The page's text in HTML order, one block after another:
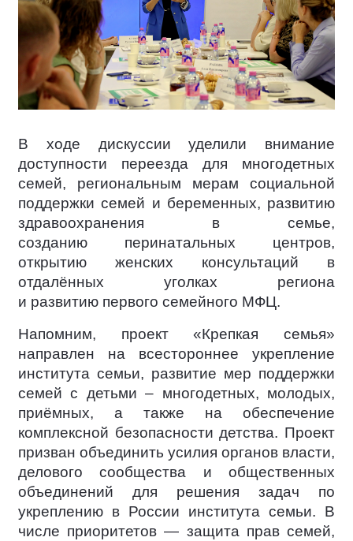
В ходе дискуссии уделили внимание
доступности переезда для многодетных
семей, региональным мерам социальной
поддержки семей и беременных, развитию
здравоохранения в семье,
созданию перинатальных центров,
открытию женских консультаций в
отдалённых уголках региона
и развитию первого семейного МФЦ.
Напомним, проект «Крепкая семья»
направлен на всестороннее укрепление
института семьи, развитие мер поддержки
семей с детьми – многодетных, молодых,
приёмных, а также на обеспечение
комплексной безопасности детства. Проект
призван объединить усилия органов власти,
делового сообщества и общественных
объединений для решения задач по
укреплению в России института семьи. В
числе приоритетов — защита прав семей,